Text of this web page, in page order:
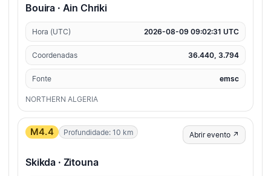
Bouira · Ain Chriki
Hora (UTC) 2026-08-09 09:02:31 UTC
Coordenadas 36.440, 3.794
Fonte emsc
NORTHERN ALGERIA
M4.4 Profundidade: 10 km Abrir evento ↗
Skikda · Zitouna